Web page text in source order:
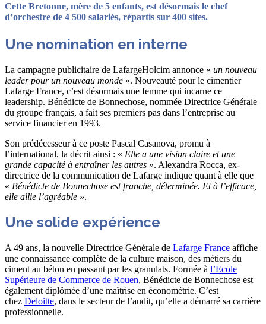
Cette Bretonne, mère de 5 enfants, est désormais le chef
d’orchestre de 4 500 salariés, répartis sur 400 sites.
Une nomination en interne
La campagne publicitaire de LafargeHolcim annonce « un nouveau
leader pour un nouveau monde ». Nouveauté pour le cimentier
Lafarge France, c’est désormais une femme qui incarne ce
leadership. Bénédicte de Bonnechose, nommée Directrice Générale
du groupe français, a fait ses premiers pas dans l’entreprise au
service financier en 1993.
Son prédécesseur à ce poste Pascal Casanova, promu à
l’international, la décrit ainsi : « Elle a une vision claire et une
grande capacité à entraîner les autres ». Alexandra Rocca, ex-
directrice de la communication de Lafarge indique quant à elle que
« Bénédicte de Bonnechose est franche, déterminée. Et à l’efficace,
elle allie l’agréable ».
Une solide expérience
A 49 ans, la nouvelle Directrice Générale de Lafarge France affiche
une connaissance complète de la culture maison, des métiers du
ciment au béton en passant par les granulats. Formée à l’Ecole
Supérieure de Commerce de Rouen, Bénédicte de Bonnechose est
également diplômée d’une maîtrise en économétrie. C’est
chez Deloitte, dans le secteur de l’audit, qu’elle a démarré sa carrière
professionnelle.